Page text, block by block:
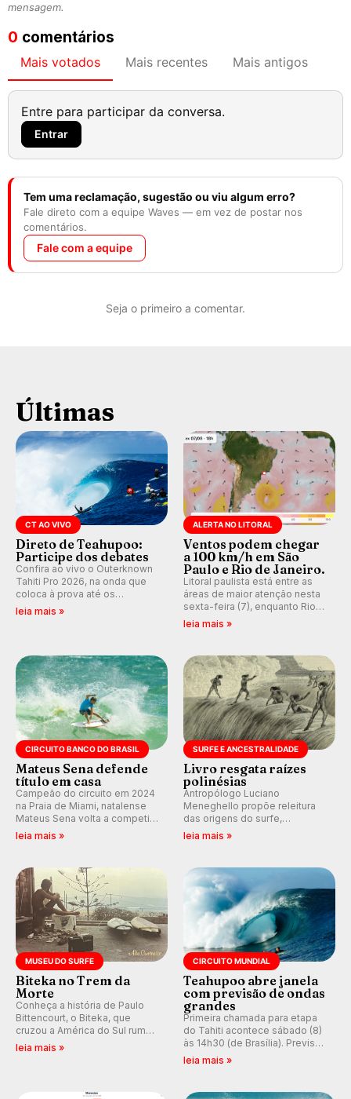
mensagem.
0 comentários
Mais votados Mais recentes Mais antigos
Entre para participar da conversa.
Entrar
Tem uma reclamação, sugestão ou viu algum erro?
Fale direto com a equipe Waves — em vez de postar nos
comentários.
Fale com a equipe
Seja o primeiro a comentar.
Últimas
CT AO VIVO
Direto de Teahupoo:
Participe dos debates
Confira ao vivo o Outerknown
Tahiti Pro 2026, na onda que
coloca à prova até os
melhores surfistas do mundo.
etapas da WSL.
leia mais »
ALERTA NO LITORAL
Ventos podem chegar
a 100 km/h em São
Paulo e Rio de Janeiro.
Litoral paulista está entre as
áreas de maior atenção nesta
sexta-feira (7), enquanto Rio
de Janeiro também recebe
km/h em Itanhaém.
leia mais »
CIRCUITO BANCO DO BRASIL
Mateus Sena defende
título em casa
Campeão do circuito em 2024
na Praia de Miami, natalense
Mateus Sena volta a competir
em casa em busca de manter a
leia mais »
SURFE E ANCESTRALIDADE
Livro resgata raízes
polinésias
Antropólogo Luciano
Meneghello propõe releitura
das origens do surfe,
resgatando a cultura polinésia
prática em esporte e indústria.
leia mais »
MUSEU DO SURFE
Biteka no Trem da
Morte
Conheça a história de Paulo
Bittencourt, o Biteka, que
cruzou a América do Sul rumo
ao Pacífico em uma jornada
leia mais »
CIRCUITO MUNDIAL
Teahupoo abre janela
com previsão de ondas
grandes
Primeira chamada para etapa
do Tahiti acontece sábado (8)
às 14h30 (de Brasília). Previsão
indica swell consistente.
Kelly Slater convidado.
leia mais »